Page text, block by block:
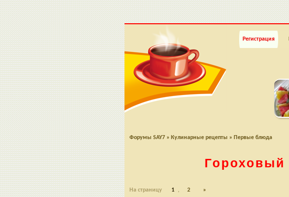
Регистрация
Форумы SAY7 » Кулинарные рецепты » Первые блюда
Гороховый
На страницу 1 , 2 »